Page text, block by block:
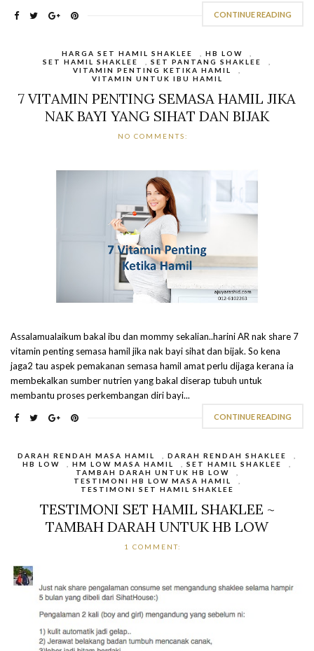
CONTINUE READING
HARGA SET HAMIL SHAKLEE HB LOW
SET HAMIL SHAKLEE
SET PANTANG SHAKLEE
VITAMIN PENTING KETIKA HAMIL
VITAMIN UNTUK IBU HAMIL
7 VITAMIN PENTING SEMASA HAMIL JIKA
NAK BAYI YANG SIHAT DAN BIJAK
NO COMMENTS:
Assalamualaikum bakal ibu dan mommy sekalian..harini AR nak share 7
vitamin penting semasa hamil jika nak bayi sihat dan bijak. So kena
jaga2 tau aspek pemakanan semasa hamil amat perlu dijaga kerana ia
membekalkan sumber nutrien yang bakal diserap tubuh untuk
membantu proses perkembangan diri bayi...
CONTINUE READING
DARAH RENDAH MASA HAMIL DARAH RENDAH SHAKLEE
HB LOW
HM LOW MASA HAMIL SET HAMIL SHAKLEE
TAMBAH DARAH UNTUK HB LOW
TESTIMONI HB LOW MASA HAMIL
TESTIMONI SET HAMIL SHAKLEE
TESTIMONI SET HAMIL SHAKLEE ~
TAMBAH DARAH UNTUK HB LOW
1 COMMENT: